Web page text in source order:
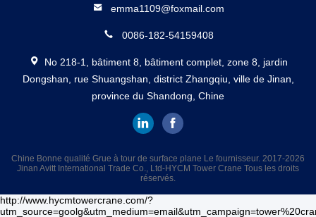
emma1109@foxmail.com
0086-182-54159408
No 218-1, bâtiment 8, bâtiment complet, zone 8, jardin
Dongshan, rue Shuangshan, district Zhangqiu, ville de Jinan,
province du Shandong, Chine
Chine Bonne qualité Grue à tour de surface plane Le fournisseur. 2017-2026
Jinan Avitt International Trade Co., Ltd-HYCM Tower Crane Tous les droits
réservés.
http://www.hycmtowercrane.com/?